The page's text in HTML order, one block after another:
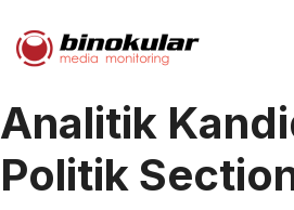
Analitik
Politik